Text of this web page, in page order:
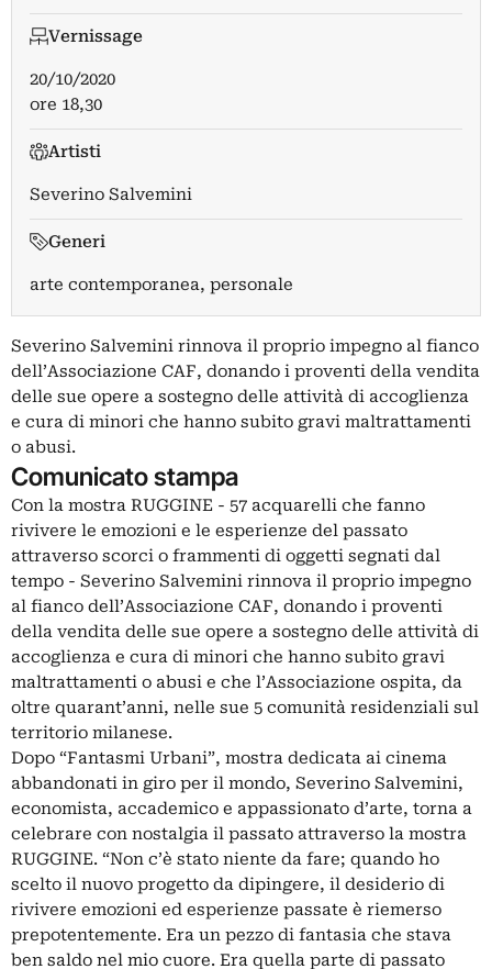
Vernissage
20/10/2020
ore 18,30
Artisti
Severino Salvemini
Generi
arte contemporanea, personale
Severino Salvemini rinnova il proprio impegno al fianco
dell’Associazione CAF, donando i proventi della vendita
delle sue opere a sostegno delle attività di accoglienza
e cura di minori che hanno subito gravi maltrattamenti
o abusi.
Comunicato stampa
Con la mostra RUGGINE - 57 acquarelli che fanno
rivivere le emozioni e le esperienze del passato
attraverso scorci o frammenti di oggetti segnati dal
tempo - Severino Salvemini rinnova il proprio impegno
al fianco dell’Associazione CAF, donando i proventi
della vendita delle sue opere a sostegno delle attività di
accoglienza e cura di minori che hanno subito gravi
maltrattamenti o abusi e che l’Associazione ospita, da
oltre quarant’anni, nelle sue 5 comunità residenziali sul
territorio milanese.
Dopo “Fantasmi Urbani”, mostra dedicata ai cinema
abbandonati in giro per il mondo, Severino Salvemini,
economista, accademico e appassionato d’arte, torna a
celebrare con nostalgia il passato attraverso la mostra
RUGGINE. “Non c’è stato niente da fare; quando ho
scelto il nuovo progetto da dipingere, il desiderio di
rivivere emozioni ed esperienze passate è riemerso
prepotentemente. Era un pezzo di fantasia che stava
ben saldo nel mio cuore. Era quella parte di passato